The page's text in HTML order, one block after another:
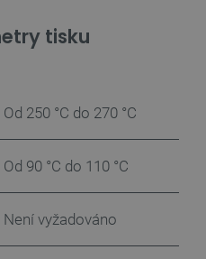
tisku
Od 250 °C do 270 °C
Od 90 °C do 110 °C
Není vyžadováno